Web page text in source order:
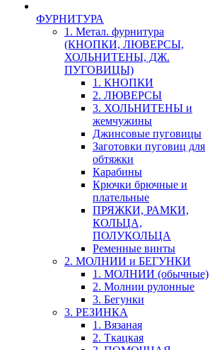
ФУРНИТУРА
1. Метал. фурнитура
(КНОПКИ, ЛЮВЕРСЫ,
ХОЛЬНИТЕНЫ, ДЖ.
ПУГОВИЦЫ)
1. КНОПКИ
2. ЛЮВЕРСЫ
3. ХОЛЬНИТЕНЫ и
жемчужины
Джинсовые пуговицы
Заготовки пуговиц для
обтяжки
Карабины
Крючки брючные и
плательные
ПРЯЖКИ, РАМКИ,
КОЛЬЦА,
ПОЛУКОЛЬЦА
Ременные винты
2. МОЛНИИ и БЕГУНКИ
1. МОЛНИИ (обычные)
2. Молнии рулонные
3. Бегунки
3. РЕЗИНКА
1. Вязаная
2. Ткацкая